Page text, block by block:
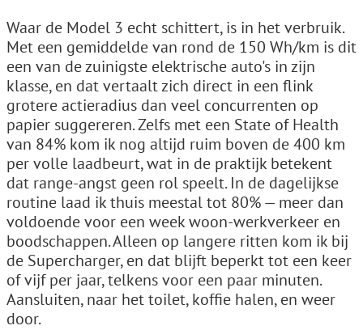
Waar de Model 3 echt schittert, is in het verbruik.
Met een gemiddelde van rond de 150 Wh/km is dit
een van de zuinigste elektrische auto's in zijn
klasse, en dat vertaalt zich direct in een flink
grotere actieradius dan veel concurrenten op
papier suggereren. Zelfs met een State of Health
van 84% kom ik nog altijd ruim boven de 400 km
per volle laadbeurt, wat in de praktijk betekent
dat range-angst geen rol speelt. In de dagelijkse
routine laad ik thuis meestal tot 80% — meer dan
voldoende voor een week woon-werkverkeer en
boodschappen. Alleen op langere ritten kom ik bij
de Supercharger, en dat blijft beperkt tot een keer
of vijf per jaar, telkens voor een paar minuten.
Aansluiten, naar het toilet, koffie halen, en weer
door.